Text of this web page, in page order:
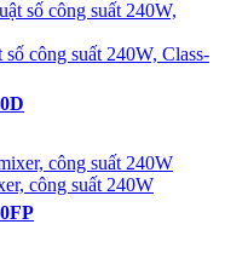
công suất 240W, Class-
công suất 240W